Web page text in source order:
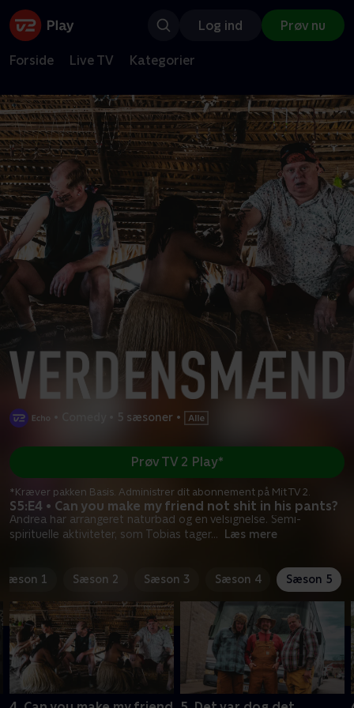
Log ind Prøv nu
Forside Live TV Kategorier
5 sæsoner •
S5:E4 • Can you make my friend not shit in his pants?
Andrea har arrangeret naturbad og en velsignelse. Semi-
spirituelle aktiviteter, som Tobias tager... Læs mere
Prøv TV 2 Play*
*Kræver pakken Basis. Administrer dit abonnement på Mit TV 2.
Sæson 1 Sæson 2 Sæson 3 Sæson 4 Sæson 5